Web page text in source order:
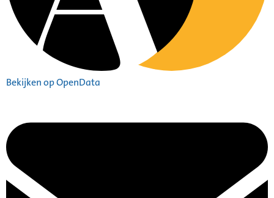
Bekijken op OpenData